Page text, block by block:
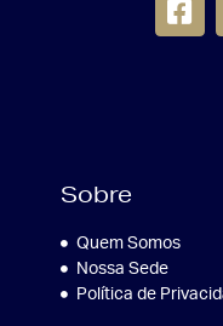
Sobre
Quem Somos
Nossa Sede
Política de